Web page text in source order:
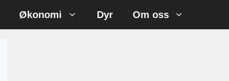
Økonomi Dyr Om oss